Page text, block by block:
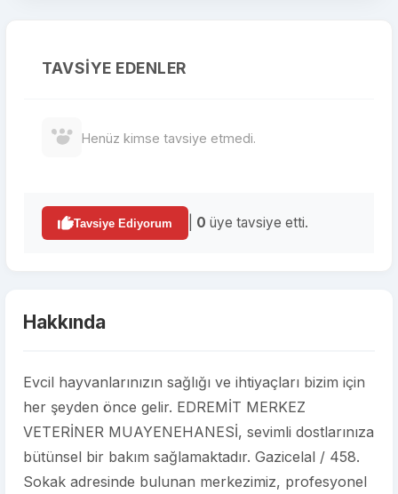
TAVSIYE EDENLER
Henüz kimse tavsiye etmedi.
Tavsiye Ediyorum 0 üye tavsiye etti.
Hakkında
Evcil hayvanlarınızın sağlığı ve ihtiyaçları bizim için
her şeyden önce gelir. EDREMİT MERKEZ
VETERİNER MUAYENEHANESİ, sevimli dostlarınıza
bütünsel bir bakım sağlamaktadır. Gazicelal / 458.
Sokak adresinde bulunan merkezimiz, profesyonel